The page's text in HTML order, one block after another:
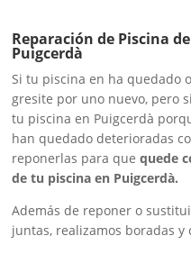
Reparación de Piscina
Puigcerdà
Si tu piscina en ha quedado
gresite por uno nuevo, pero
tu piscina en Puigcerdà
han quedado deterioradas
reponerlas para quequede
de tu piscina en Puigcerdà.
Además de reponer o
juntas, realizamos boradas